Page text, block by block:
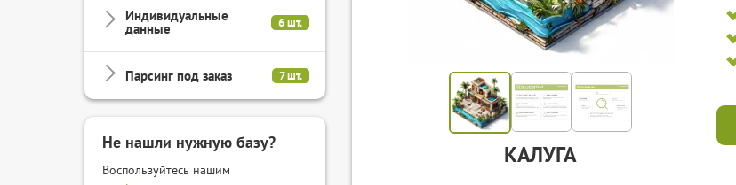
Индивидуальные
данные 6 шт.
Парсинг под заказ 7 шт.
Не нашли нужную базу?
Воспользуйтесь нашим
КАЛУГА